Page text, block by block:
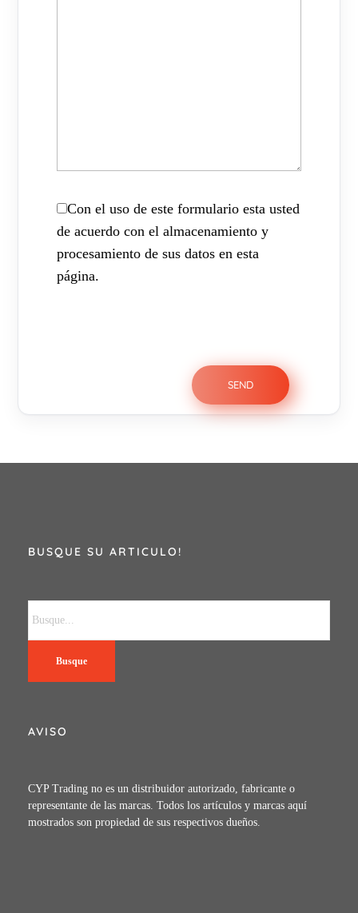
Con el uso de este formulario esta usted
de acuerdo con el almacenamiento y
procesamiento de sus datos en esta
página.
BUSQUE SU ARTICULO!
Busque
AVISO
CYP Trading no es un distribuidor autorizado, fabricante o
representante de las marcas. Todos los artículos y marcas aquí
mostrados son propiedad de sus respectivos dueños.